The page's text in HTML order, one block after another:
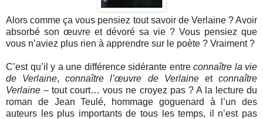
Alors comme ça vous pensiez tout savoir de Verlaine ? Avoir
absorbé son œuvre et dévoré sa vie ? Vous pensiez que
vous n’aviez plus rien à apprendre sur le poète ? Vraiment ?
C’est qu’il y a une différence sidérante entre connaître la vie
de Verlaine,connaître l’œuvre de Verlaineetconnaître
Verlaine – tout court… vous ne croyez pas ? A la lecture du
roman de Jean Teulé, hommage goguenard à l’un des
auteurs les plus importants de tous les temps, il n’est pas